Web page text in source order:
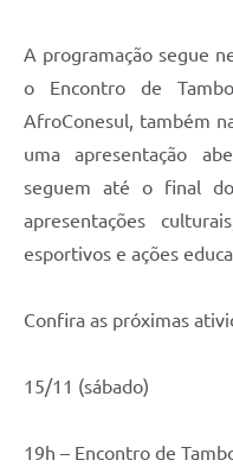
A programação segue
o Encontro de
AfroConesul, também
uma apresentação
seguem até o final
apresentações
esportivos e ações
Confira as próximas
15/11 (sábado)
19h – Encontro de